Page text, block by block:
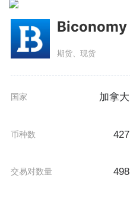
Biconomy
期货、现货
国家 加拿大
币种数 427
交易对数量 498